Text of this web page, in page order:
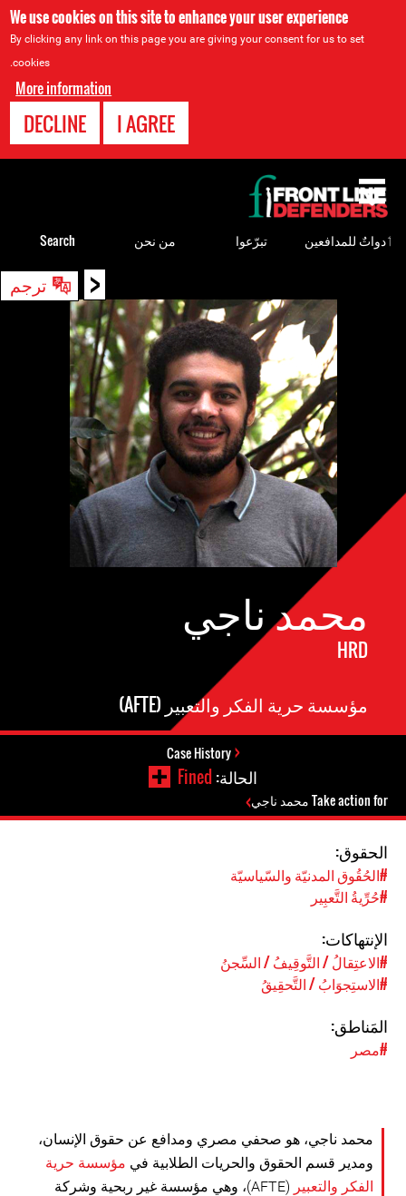
We use cookies on this site to enhance your user experience
By clicking any link on this page you are giving your consent for us to set
cookies.
More information
I AGREE
DECLINE
< ترجم
محمد ناجي
HRD
مؤسسة حرية الفكر والتعبير (AFTE)
Case History
الحالة:Fined
Take action for محمد ناجي
الحقوق:
#الحُقُوق المدنيّة والسّياسيّة
#حُرِّيةُ التَّعبِير
الإنتهاكات:
#الاعتِقالُ / التَّوقِيفُ / السِّجنُ
#الاستِجوَابُ / التَّحقِيقُ
المَناطق:
#مصر
محمد ناجي، هو صحفي مصري ومدافع عن حقوق الإنسان،
ومدير قسم الحقوق والحريات الطلابية في مؤسسة حرية
الفكر والتعبير
(AFTE)، وهي مؤسسة غير ربحية وشركة
to
top
ٲدواتٌ للمدافعين تبرّعوا من نحن Search